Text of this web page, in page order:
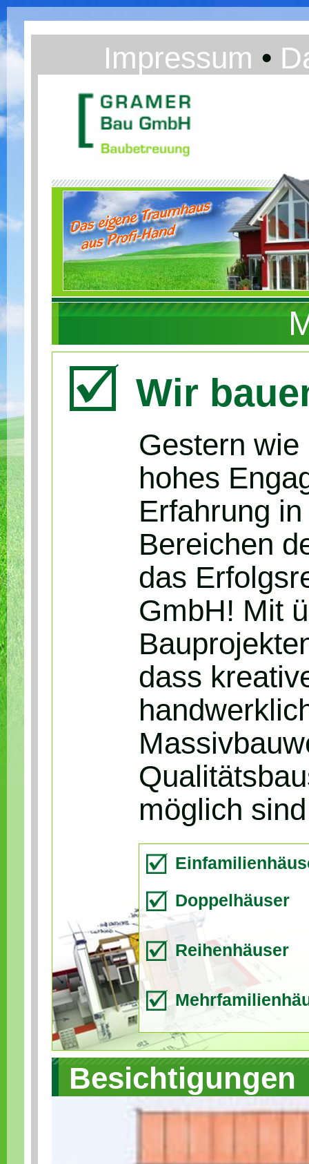
Impressum •
Wir
Gestern
hohes
Erfahrung
Bereichen
das
GmbH! Mit
dass
möglich
Doppelhäuser
Reihenhäuser
Besichtigungen